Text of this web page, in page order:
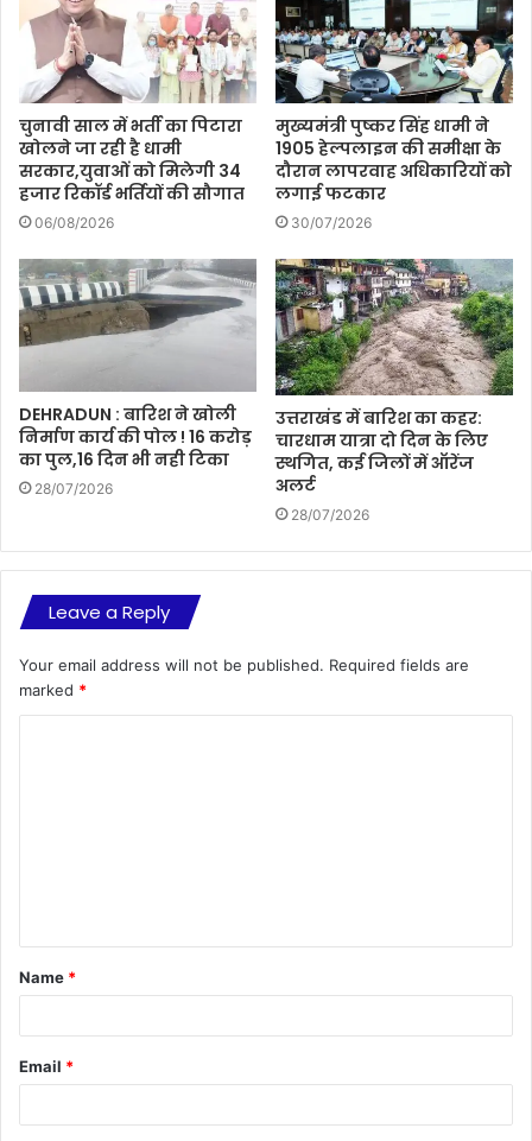
चुनावी साल में भर्ती का पिटारा
खोलने जा रही है धामी
सरकार,युवाओं को मिलेगी 34
हजार रिकॉर्ड भर्तियों की सौगात
06/08/2026
मुख्यमंत्री पुष्कर सिंह धामी ने
1905 हेल्पलाइन की समीक्षा के
दौरान लापरवाह अधिकारियों को
लगाई फटकार
30/07/2026
DEHRADUN : बारिश ने खोली
निर्माण कार्य की पोल ! 16 करोड़
का पुल,16 दिन भी नही टिका
28/07/2026
उत्तराखंड में बारिश का कहर:
चारधाम यात्रा दो दिन के लिए
स्थगित, कई जिलों में ऑरेंज
अलर्ट
28/07/2026
Leave a Reply
Your email address will not be published. Required fields are
marked *
t
*
Name *
Email *